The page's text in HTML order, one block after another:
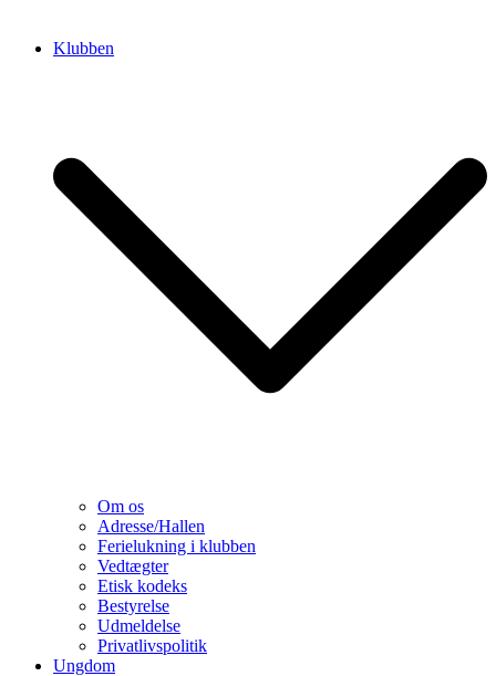
Klubben
Om os
Adresse/Hallen
Ferielukning i klubben
Vedtægter
Etisk kodeks
Bestyrelse
Udmeldelse
Privatlivspolitik
Ungdom